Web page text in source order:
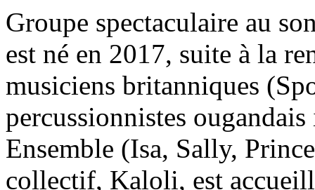
Groupe spectaculaire au
est né en 2017, suite à la
musiciens britanniques
percussionnistes
Ensemble (Isa, Sally,
collectif, Kaloli, est